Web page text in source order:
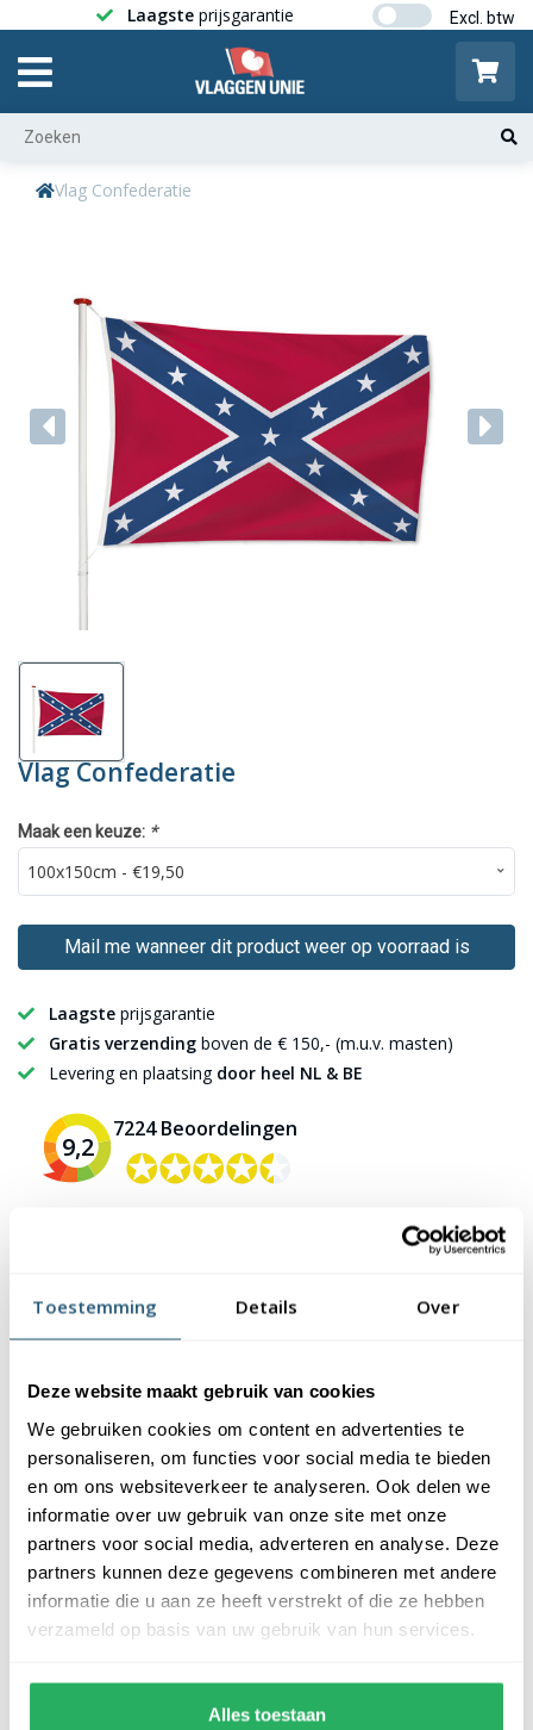
Toestemming Details Over
Deze website maakt gebruik van cookies
We gebruiken cookies om content en advertenties te
personaliseren, om functies voor social media te bieden
en om ons websiteverkeer te analyseren. Ook delen we
informatie over uw gebruik van onze site met onze
partners voor social media, adverteren en analyse. Deze
partners kunnen deze gegevens combineren met andere
informatie die u aan ze heeft verstrekt of die ze hebben
verzameld op basis van uw gebruik van hun services.
Alles toestaan
Laagste prijsgarantie Gratis
Vlag Confederatie
Vlag Confederatie
Maak een keuze: *
Mail me wanneer dit product weer op voorraad is
Laagste prijsgarantie
Gratis verzending boven de € 150,- (m.u.v. masten)
Levering en plaatsing door heel NL & BE
9,2
7224 Beoordelingen
✪✪✪✪✪
✪✪✪✪✪
Beschrijving
Veelgestelde vragen
Reviews
Beschrijving
Bent u op zoek naar een Confederatie vlag? Bij ons kunt u
voordelig een Confederatie vlag bestellen.